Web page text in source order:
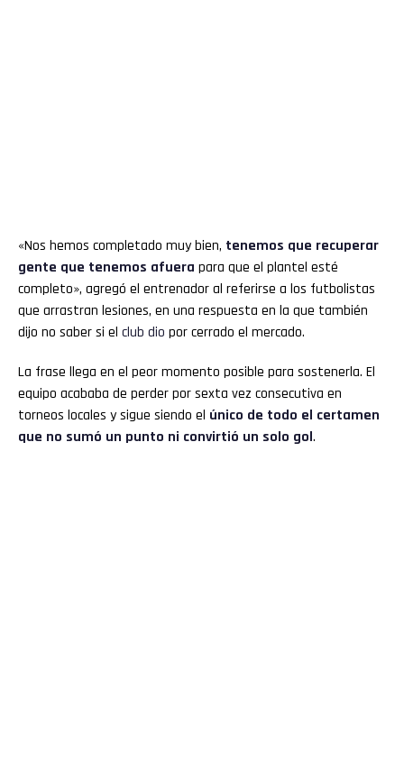
«Nos hemos completado muy bien, tenemos que recuperar
gente que tenemos afuera para que el plantel esté
completo», agregó el entrenador al referirse a los futbolistas
que arrastran lesiones, en una respuesta en la que también
dijo no saber si el club dio por cerrado el mercado.
La frase llega en el peor momento posible para sostenerla. El
equipo acababa de perder por sexta vez consecutiva en
torneos locales y sigue siendo el único de todo el certamen
que no sumó un punto ni convirtió un solo gol.